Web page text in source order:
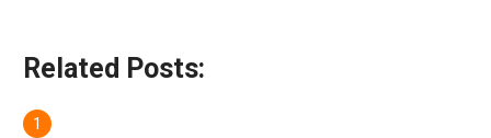
Related Posts: